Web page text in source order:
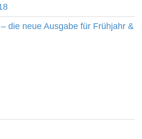
die neue Ausgabe für Frühjahr &